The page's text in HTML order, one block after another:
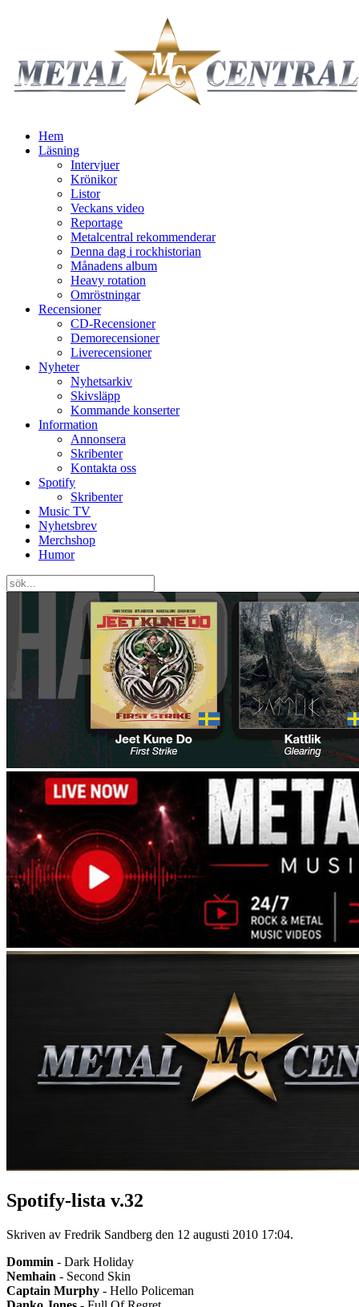
Hem
Läsning
Intervjuer
Krönikor
Listor
Veckans video
Reportage
Metalcentral rekommenderar
Denna dag i rockhistorian
Månadens album
Heavy rotation
Omröstningar
Recensioner
CD-Recensioner
Demorecensioner
Liverecensioner
Nyheter
Nyhetsarkiv
Skivsläpp
Kommande konserter
Information
Annonsera
Skribenter
Kontakta oss
Spotify
Skribenter
Music TV
Nyhetsbrev
Merchshop
Humor
Spotify-lista v.32
Skriven av Fredrik Sandberg den 12 augusti 2010 17:04.
Dommin - Dark Holiday
Nemhain - Second Skin
Captain Murphy - Hello Policeman